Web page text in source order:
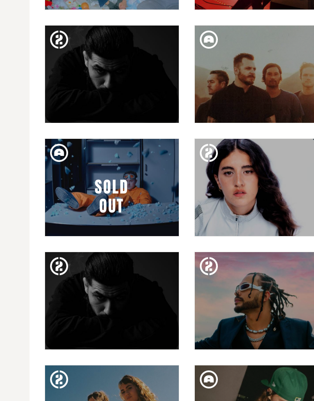
AIKO EL GRUPO
TRIBUTOS… ¡UN MEGA SHOW!
ELGRANDETOTO (AJORNAT -
NOVA DATA 23/04/2024)
THRICE
SOLD
OUT
RUSOWSKY EMPREMTES: IZARO
ELGRANDETOTO (AJORNAT -
CANVI DE DATA)
JUNE FREEDOM (CANCEL·LAT
- CANVI DE SALA)